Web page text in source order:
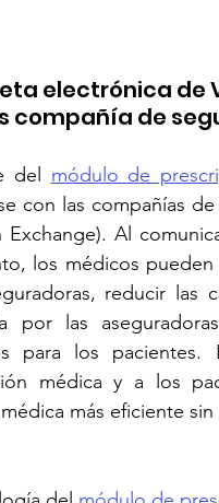
electrónica de
compañía de
del módulo de
con las compañías
Exchange). Al
los médicos
reducir las
por las
para los
médica y a los
más eficiente